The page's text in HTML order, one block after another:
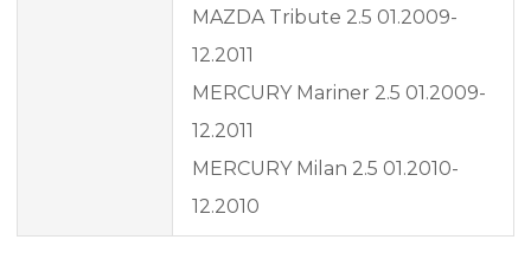
MAZDA Tribute 2.5 01.2009-
12.2011
MERCURY Mariner 2.5 01.2009-
12.2011
MERCURY Milan 2.5 01.2010-
12.2010